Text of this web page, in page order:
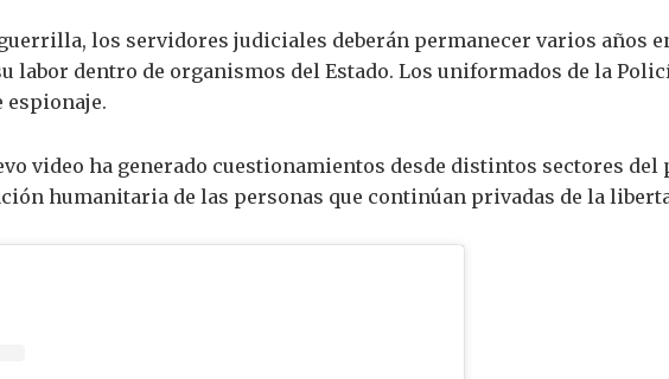
los servidores judiciales deberán permanecer varios años
labor dentro de organismos del Estado. Los uniformados de la
espionaje.
video ha generado cuestionamientos desde distintos sectores
humanitaria de las personas que continúan privadas de la